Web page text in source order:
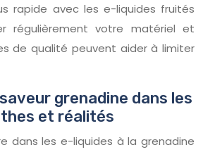
rapide avec les e-liquides fruités
régulièrement votre matériel et
de qualité peuvent aider à limiter
grenadine dans les
et réalités
dans les e-liquides à la grenadine